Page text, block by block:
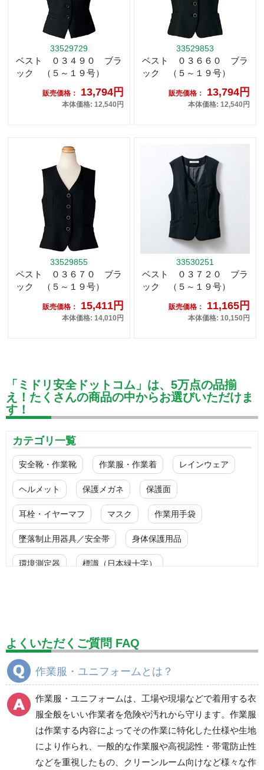
33529729
ベスト ０３４９０ ブラ
ック （５～１９号）
販売価格： 13,794円
本体価格: 12,540円
33529853
ベスト ０３６６０ ブラ
ック （５～１９号）
販売価格： 13,794円
本体価格: 12,540円
33529855
ベスト ０３６７０ ブラ
ック （５～１９号）
販売価格： 15,411円
本体価格: 14,010円
33530251
ベスト ０３７２０ ブラ
ック （５～１９号）
販売価格： 11,165円
本体価格: 10,150円
「ミドリ安全ドットコム」は、5万点の品揃
え！たくさんの商品の中からお選びいただけま
す！
カテゴリ一覧
安全靴・作業靴 作業服・作業着 レインウェア
ヘルメット 保護メガネ 保護面
耳栓・イヤーマフ マスク 作業用手袋
墜落制止用器具／安全帯 身体保護用品
環境測定器 標識（日本緑十字）
設備用品・作業補助用品 工事作業用品
分煙対策機器
電気保守用品 ワイパー クリーンルーム対策用品
防災グッズ（防災セット） 救急医療品
健康管理器具 季節商品 ウイルス対策用品
商品カテゴリ一覧
よくいただくご質問 FAQ
作業服・ユニフォームとは？
作業服・ユニフォームは、工場や現場などで着用する衣
服全般をいい作業者を危険や汚れから守ります。作業服
は作業する内容によってその作業に特化した仕様や生地
により作られ、一般的な作業服や高視認性・帯電防止性
などを重視したもの、クリーンルーム向けなど様々な作